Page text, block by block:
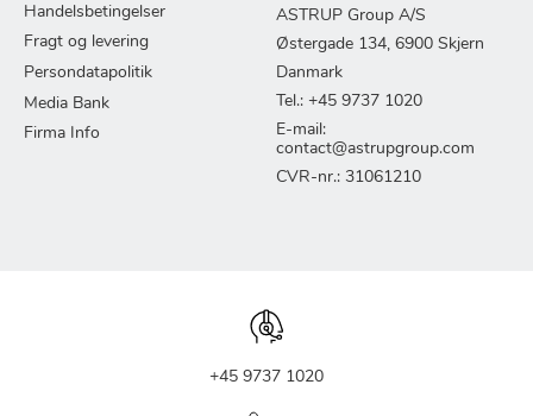
Handelsbetingelser
Fragt og levering
Persondatapolitik
Media Bank
Firma Info
ASTRUP Group A/S
Østergade 134, 6900 Skjern
Danmark
Tel.: +45 9737 1020
E-mail:
contact@astrupgroup.com
CVR-nr.: 31061210
+45 9737 1020